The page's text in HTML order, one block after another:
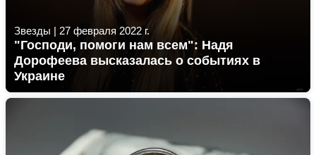
Звезды | 27 февраля 2022 г.
"Господи, помоги нам всем": Надя
Дорофеева высказалась о событиях в
Украине